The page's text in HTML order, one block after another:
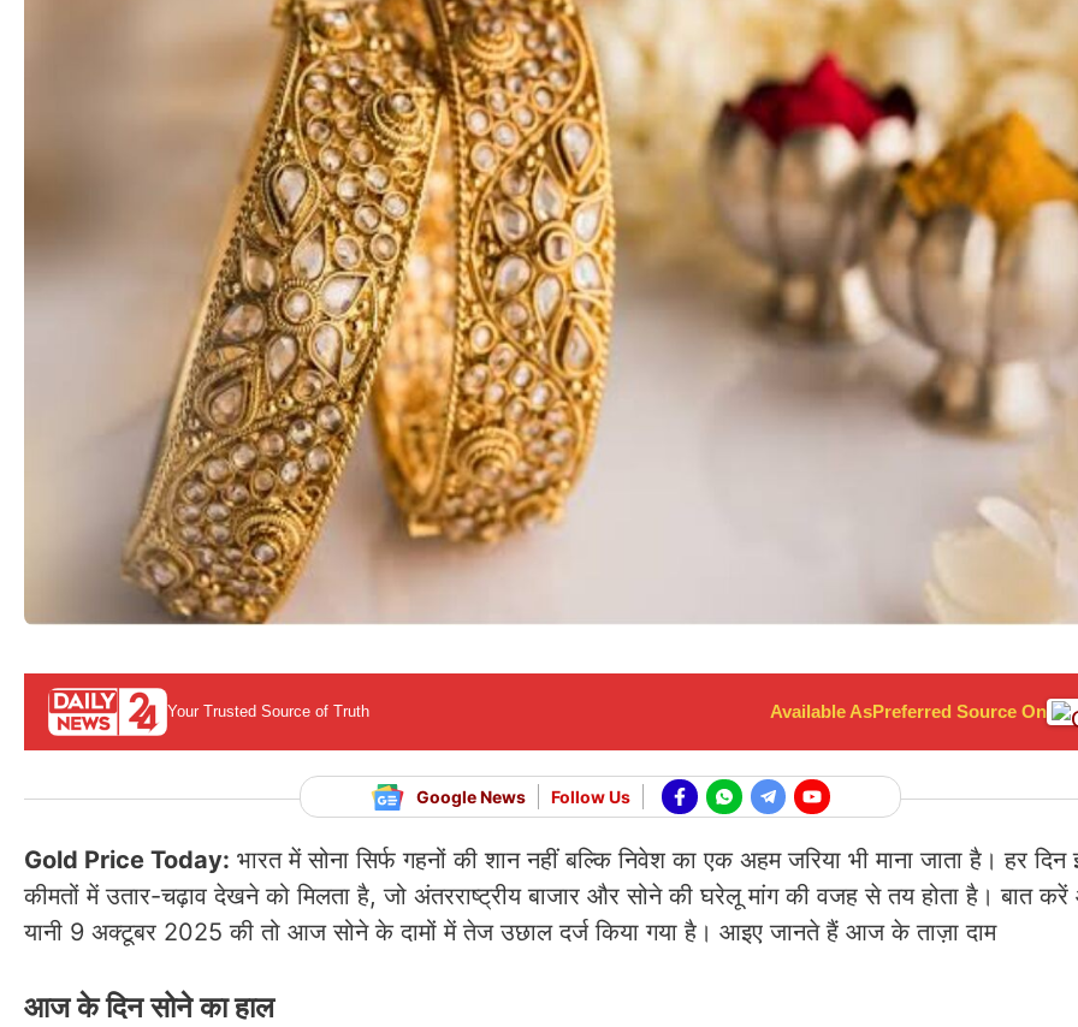
Your Trusted Source of Truth Available AsPreferred Source On
Google News Follow Us
Gold Price Today: भारत में सोना सिर्फ गहनों की शान नहीं बल्कि निवेश का एक अहम जरिया भी माना जाता है। हर दिन
कीमतों में उतार-चढ़ाव देखने को मिलता है, जो अंतरराष्ट्रीय बाजार और सोने की घरेलू मांग की वजह से तय होता है। बात
यानी 9 अक्टूबर 2025 की तो आज सोने के दामों में तेज उछाल दर्ज किया गया है। आइए जानते हैं आज के ताज़ा दाम
आज के दिन सोने का हाल